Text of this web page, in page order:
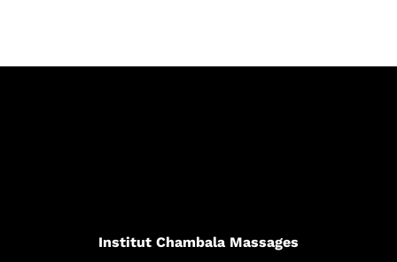
Institut Chambala Massages